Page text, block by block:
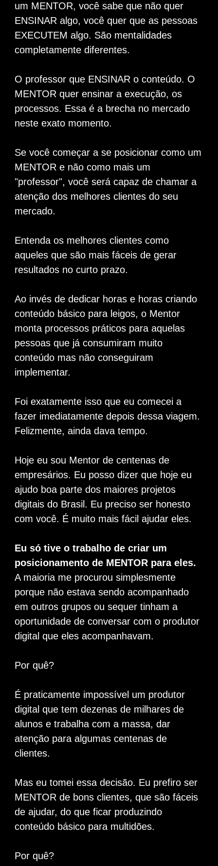
um MENTOR, você sabe que não quer
ENSINAR algo, você quer que as pessoas
EXECUTEM algo. São mentalidades
completamente diferentes.
O professor que ENSINAR o conteúdo. O
MENTOR quer ensinar a execução, os
processos. Essa é a brecha no mercado
neste exato momento.
Se você começar a se posicionar como um
MENTOR e não como mais um
"professor", você será capaz de chamar a
atenção dos melhores clientes do seu
mercado.
Entenda os melhores clientes como
aqueles que são mais fáceis de gerar
resultados no curto prazo.
Ao invés de dedicar horas e horas criando
conteúdo básico para leigos, o Mentor
monta processos práticos para aquelas
pessoas que já consumiram muito
conteúdo mas não conseguiram
implementar.
Foi exatamente isso que eu comecei a
fazer imediatamente depois dessa viagem.
Felizmente, ainda dava tempo.
Hoje eu sou Mentor de centenas de
empresários. Eu posso dizer que hoje eu
ajudo boa parte dos maiores projetos
digitais do Brasil. Eu preciso ser honesto
com você. É muito mais fácil ajudar eles.
Eu só tive o trabalho de criar um
posicionamento de MENTOR para eles.
A maioria me procurou simplesmente
porque não estava sendo acompanhado
em outros grupos ou sequer tinham a
oportunidade de conversar com o produtor
digital que eles acompanhavam.
Por quê?
É praticamente impossível um produtor
digital que tem dezenas de milhares de
alunos e trabalha com a massa, dar
atenção para algumas centenas de
clientes.
Mas eu tomei essa decisão. Eu prefiro ser
MENTOR de bons clientes, que são fáceis
de ajudar, do que ficar produzindo
conteúdo básico para multidões.
Por quê?